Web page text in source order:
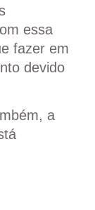
essa
fazer em
devido
a